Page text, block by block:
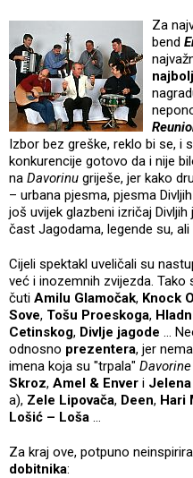
Za
bend
Izbor bez greške, reklo bi se, i
konkurencije gotovo da i nije
na Davorinu griješe, jer kako
– urbana pjesma, pjesma
još uvijek glazbeni izričaj
čast Jagodama, legende su, ali
Cijeli spektakl uveličali su
već i inozemnih zvijezda.
čuti Amilu Glamočak, Knock
Sove, Tošu Proeskoga,
Cetinskog, Divlje jagode …
odnosno prezentera, jer
imena koja su "trpala" Davorine
Skroz, Amel & Enver i
a), Zele Lipovača, Deen, Hari
Lošić – Loša …
Za kraj ove, potpuno
dobitnika: